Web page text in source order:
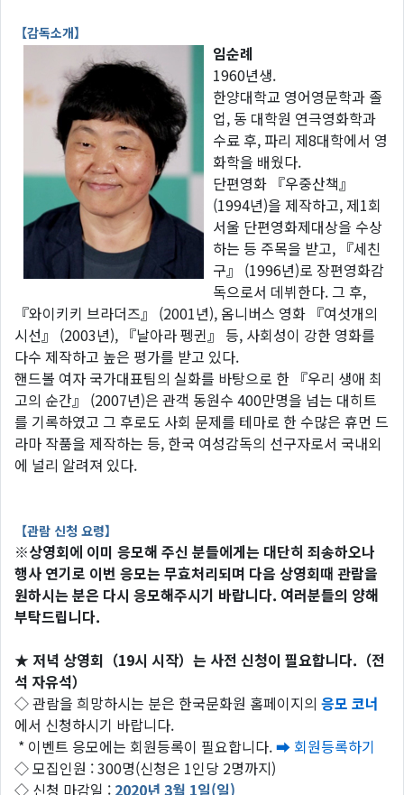
【감독소개】
임순례
1960년생.
한양대학교 영어영문학과 졸
업, 동 대학원 연극영화학과
수료 후, 파리 제8대학에서 영
화학을 배웠다.
단편영화 『우중산책』
(1994년)을 제작하고, 제1회
서울 단편영화제대상을 수상
하는 등 주목을 받고, 『세친
구』 (1996년)로 장편영화감
독으로서 데뷔한다. 그 후,
『와이키키 브라더즈』 (2001년), 옴니버스 영화 『여섯개의
시선』 (2003년), 『날아라 펭귄』 등, 사회성이 강한 영화를
다수 제작하고 높은 평가를 받고 있다.
핸드볼 여자 국가대표팀의 실화를 바탕으로 한 『우리 생애 최
고의 순간』 (2007년)은 관객 동원수 400만명을 넘는 대히트
를 기록하였고 그 후로도 사회 문제를 테마로 한 수많은 휴먼 드
라마 작품을 제작하는 등, 한국 여성감독의 선구자로서 국내외
에 널리 알려져 있다.
【관람 신청 요령】
※상영회에 이미 응모해 주신 분들에게는 대단히 죄송하오나
행사 연기로 이번 응모는 무효처리되며 다음 상영회때 관람을
원하시는 분은 다시 응모해주시기 바랍니다. 여러분들의 양해
부탁드립니다.
★ 저녁 상영회（19시 시작）는 사전 신청이 필요합니다.（전
석 자유석）
◇ 관람을 희망하시는 분은 한국문화원 홈페이지의 응모 코너
에서 신청하시기 바랍니다.
* 이벤트 응모에는 회원등록이 필요합니다.➡ 회원등록하기
◇ 모집인원 : 300명(신청은 1인당 2명까지)
◇ 신청 마감일 : 2020년 3월 1일(일)